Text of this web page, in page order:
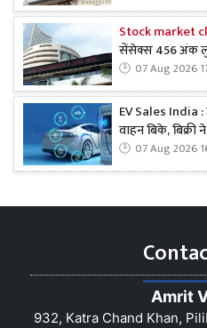
Stock market
सेंसेक्स 456 अंक
07 Aug 2026
EV Sales India
वाहन बिके, बिक्री
07 Aug 2026
Amrit
932, Katra Chand Khan,